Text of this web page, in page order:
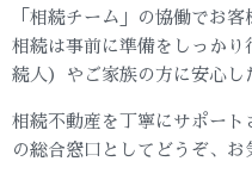
「相続チーム」の協働でお
相続は事前に準備をしっか
続人）やご家族の方に安心し
相続不動産を丁寧にサポー
の総合窓口としてどうぞ、お